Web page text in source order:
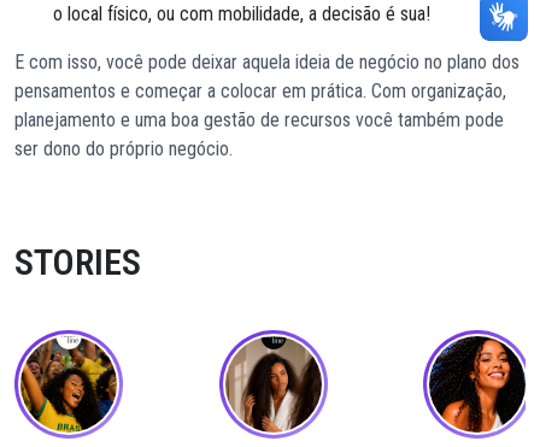
o local físico, ou com mobilidade, a decisão é sua!
E com isso, você pode deixar aquela ideia de negócio no plano dos
pensamentos e começar a colocar em prática. Com organização,
planejamento e uma boa gestão de recursos você também pode
ser dono do próprio negócio.
STORIES